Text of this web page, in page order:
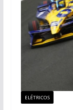
ELÉTRICOS